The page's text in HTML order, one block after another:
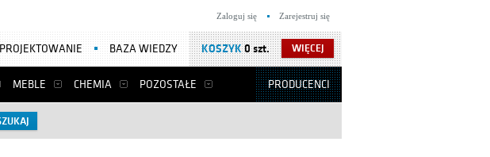
MEBLE CHEMIA POZOSTAŁE PRODUCENCI
PROJEKTOWANIE BAZA WIEDZY WIĘCEJ
KOSZYK0 szt.
Zaloguj się Zarejestruj się